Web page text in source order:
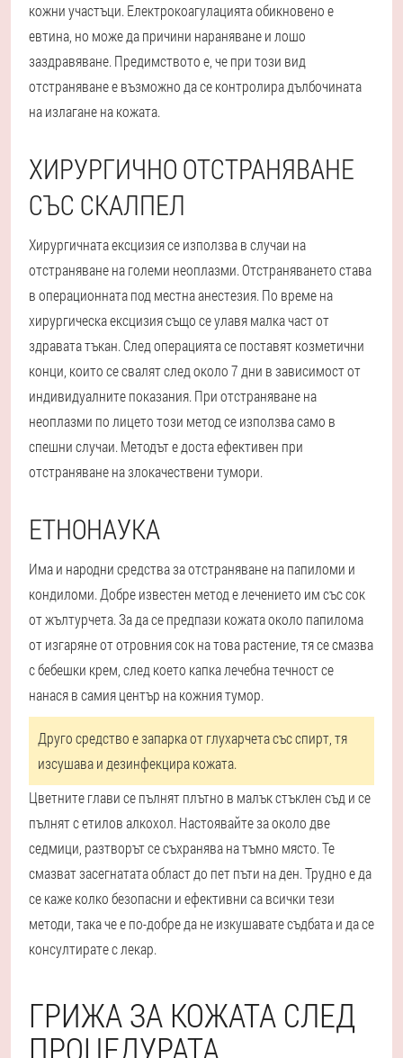
кожни участъци. Електрокоагулацията обикновено е
евтина, но може да причини нараняване и лошо
заздравяване. Предимството е, че при този вид
отстраняване е възможно да се контролира дълбочината
на излагане на кожата.
ХИРУРГИЧНО ОТСТРАНЯВАНЕ
СЪС СКАЛПЕЛ
Хирургичната ексцизия се използва в случаи на
отстраняване на големи неоплазми. Отстраняването става
в операционната под местна анестезия. По време на
хирургическа ексцизия също се улавя малка част от
здравата тъкан. След операцията се поставят козметични
конци, които се свалят след около 7 дни в зависимост от
индивидуалните показания. При отстраняване на
неоплазми по лицето този метод се използва само в
спешни случаи. Методът е доста ефективен при
отстраняване на злокачествени тумори.
ЕТНОНАУКА
Има и народни средства за отстраняване на папиломи и
кондиломи. Добре известен метод е лечението им със сок
от жълтурчета. За да се предпази кожата около папилома
от изгаряне от отровния сок на това растение, тя се смазва
с бебешки крем, след което капка лечебна течност се
нанася в самия център на кожния тумор.
Друго средство е запарка от глухарчета със спирт, тя
изсушава и дезинфекцира кожата.
Цветните глави се пълнят плътно в малък стъклен съд и се
пълнят с етилов алкохол. Настоявайте за около две
седмици, разтворът се съхранява на тъмно място. Те
смазват засегнатата област до пет пъти на ден. Трудно е да
се каже колко безопасни и ефективни са всички тези
методи, така че е по-добре да не изкушавате съдбата и да се
консултирате с лекар.
ГРИЖА ЗА КОЖАТА СЛЕД
ПРОЦЕДУРАТА